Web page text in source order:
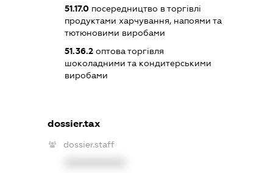
51.17.0 посередництво в торгівлі
продуктами харчування, напоями та
тютюновими виробами
51.36.2 оптова торгівля
шоколадними та кондитерськими
виробами
dossier.tax
dossier.staff